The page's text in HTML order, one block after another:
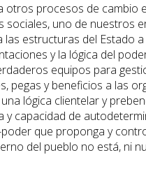
otros procesos de cambio
uno de nuestros
estructuras del Estado
y la lógica del
equipos para
pegas y beneficios a las
lógica clientelar y
capacidad de
que proponga y
del pueblo no está, ni